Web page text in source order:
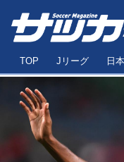
TOP Jリーグ 日